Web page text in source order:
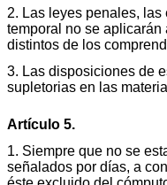
2. Las leyes penales,
temporal no se aplicarán
distintos de los
3. Las disposiciones de
supletorias en las
Artículo 5.
1. Siempre que no se
señalados por días, a